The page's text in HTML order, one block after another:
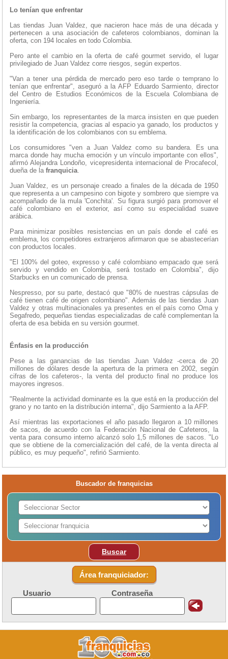
Lo tenían que enfrentar
Las tiendas Juan Valdez, que nacieron hace más de una década y
pertenecen a una asociación de cafeteros colombianos, dominan la
oferta, con 194 locales en todo Colombia.
Pero ante el cambio en la oferta de café gourmet servido, el lugar
privilegiado de Juan Valdez corre riesgos, según expertos.
"Van a tener una pérdida de mercado pero eso tarde o temprano lo
tenían que enfrentar", aseguró a la AFP Eduardo Sarmiento, director
del Centro de Estudios Económicos de la Escuela Colombiana de
Ingeniería.
Sin embargo, los representantes de la marca insisten en que pueden
resistir la competencia, gracias al espacio ya ganado, los productos y
la identificación de los colombianos con su emblema.
Los consumidores "ven a Juan Valdez como su bandera. Es una
marca donde hay mucha emoción y un vínculo importante con ellos",
afirmó Alejandra Londoño, vicepresidenta internacional de Procafecol,
dueña de la franquicia
Juan Valdez, es un personaje creado a finales de la década de 1950
que representa a un campesino con bigote y sombrero que siempre va
acompañado de la mula 'Conchita'. Su figura surgió para promover el
café colombiano en el exterior, así como su especialidad suave
arábica.
Para minimizar posibles resistencias en un país donde el café es
emblema, los competidores extranjeros afirmaron que se abastecerían
con productos locales.
"El 100% del goteo, expresso y café colombiano empacado que será
servido y vendido en Colombia, será tostado en Colombia", dijo
Starbucks en un comunicado de prensa.
Nespresso, por su parte, destacó que "80% de nuestras cápsulas de
café tienen café de origen colombiano". Además de las tiendas Juan
Valdez y otras multinacionales ya presentes en el país como Oma y
Segafredo, pequeñas tiendas especializadas de café complementan la
oferta de esa bebida en su versión gourmet.
Énfasis en la producción
Pese a las ganancias de las tiendas Juan Valdez -cerca de 20
millones de dólares desde la apertura de la primera en 2002, según
cifras de los cafeteros-, la venta del producto final no produce los
mayores ingresos.
"Realmente la actividad dominante es la que está en la producción del
grano y no tanto en la distribución interna", dijo Sarmiento a la AFP.
Así mientras las exportaciones el año pasado llegaron a 10 millones
de sacos, de acuerdo con la Federación Nacional de Cafeteros, la
venta para consumo interno alcanzó solo 1,5 millones de sacos. "Lo
que se obtiene de la comercialización del café, de la venta directa al
público, es muy pequeño", refirió Sarmiento.
Buscador de franquicias
Buscar
Área franquiciador:
Usuario Contraseña